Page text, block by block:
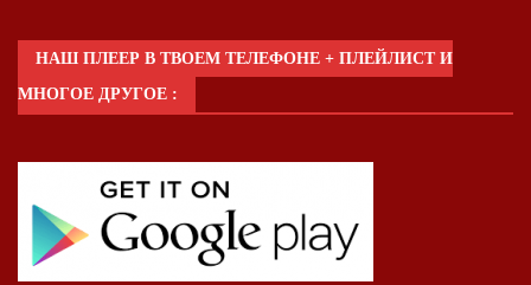
НАШ ПЛЕЕР В ТВОЕМ ТЕЛЕФОНЕ + ПЛЕЙЛИСТ И
МНОГОЕ ДРУГОЕ :